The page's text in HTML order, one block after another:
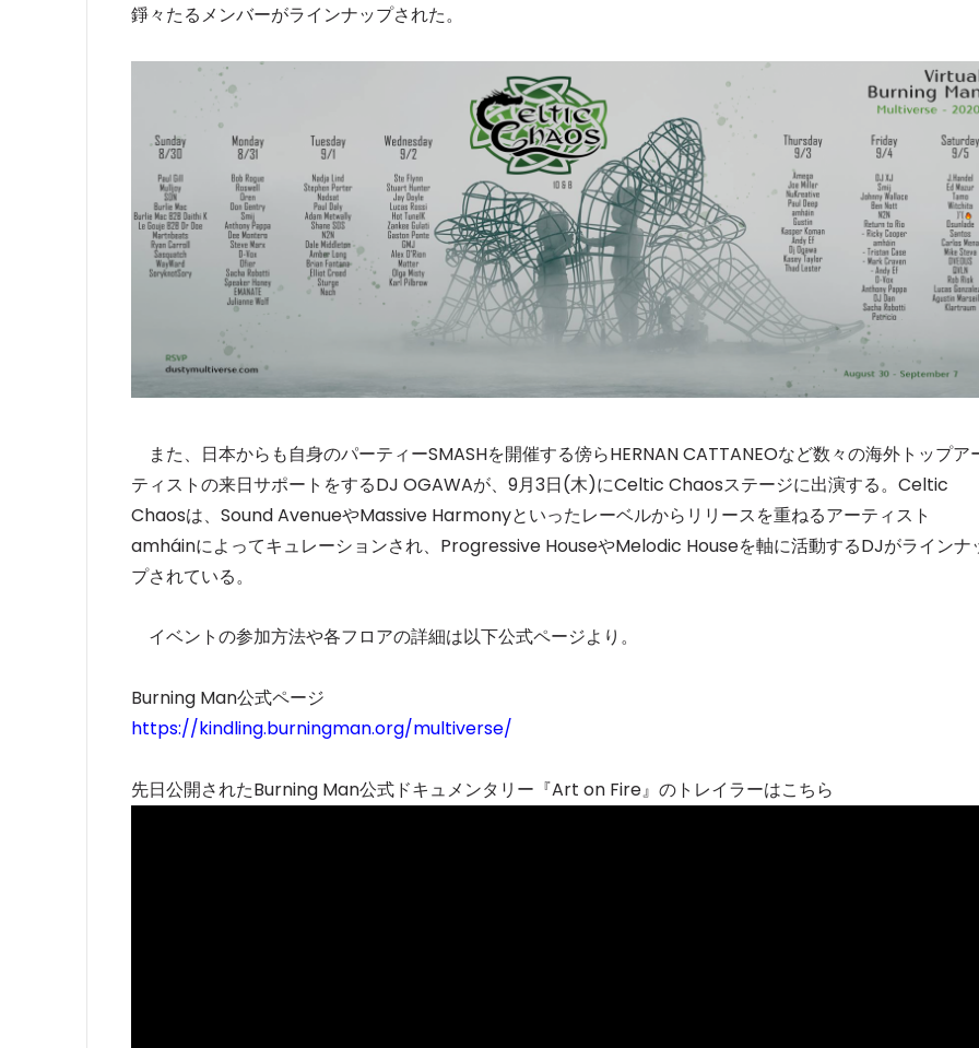
錚々たるメンバーがラインナップされた。
また、日本からも自身のパーティーSMASHを開催する傍らHERNAN CATTANEOなど数々の海外トップア
ティストの来日サポートをするDJ OGAWAが、9月3日(木)にCeltic Chaosステージに出演する。Celtic
Chaosは、Sound AvenueやMassive Harmonyといったレーベルからリリースを重ねるアーティスト
amháinによってキュレーションされ、Progressive HouseやMelodic Houseを軸に活動するDJがラインナ
プされている。
イベントの参加方法や各フロアの詳細は以下公式ページより。
Burning Man公式ページ
https://kindling.burningman.org/multiverse/
先日公開されたBurning Man公式ドキュメンタリー『Art on Fire』のトレイラーはこちら